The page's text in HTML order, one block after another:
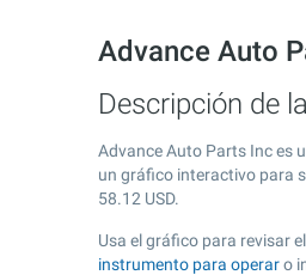
Advance Auto
Descripción de
Advance Auto Parts Inc es
un gráfico interactivo para
58.12 USD.
Usa el gráfico para revisar
instrumento para operaro